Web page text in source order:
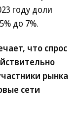
году доли
до 7%.
что спрос
рынка
сети